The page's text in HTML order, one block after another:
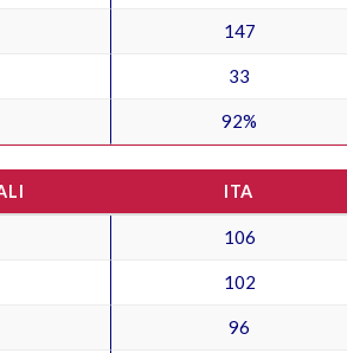
147
33
92%
ITA
106
102
96